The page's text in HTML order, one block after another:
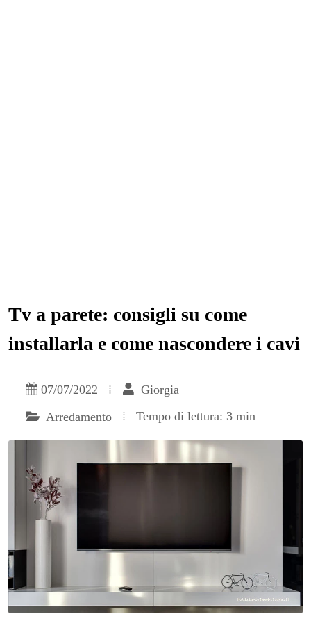
Tv a parete: consigli su come
installarla e come nascondere i cavi
07/07/2022
Giorgia
Arredamento
Tempo di lettura: 3 min